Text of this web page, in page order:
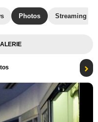
Photos Streaming